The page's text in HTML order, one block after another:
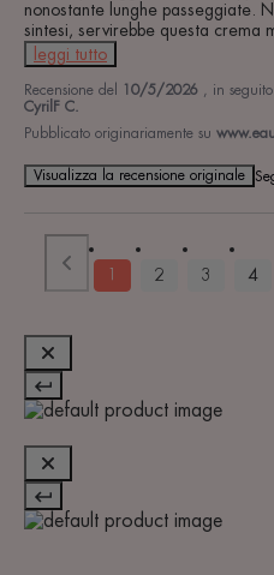
nonostante lunghe passeggiate.
sintesi, servirebbe questa crema
leggi tutto
Recensione del 10/5/2026 , in
CyrilF C.
Pubblicato originariamente su
Visualizza la recensione originale
2 3 4